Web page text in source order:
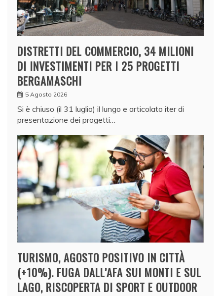
DISTRETTI DEL COMMERCIO, 34 MILIONI
DI INVESTIMENTI PER I 25 PROGETTI
BERGAMASCHI
5 Agosto 2026
Si è chiuso (il 31 luglio) il lungo e articolato iter di
presentazione dei progetti…
TURISMO, AGOSTO POSITIVO IN CITTÀ
(+10%). FUGA DALL’AFA SUI MONTI E SUL
LAGO, RISCOPERTA DI SPORT E OUTDOOR